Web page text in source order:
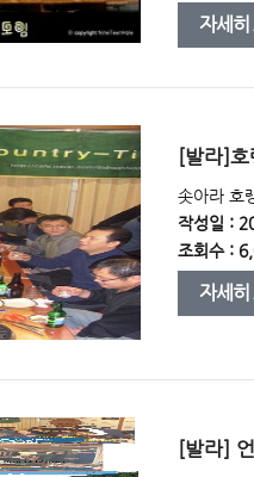
자세히
[발라]
솟아라 호
작성일 :
조회수 :
자세히
[발라]